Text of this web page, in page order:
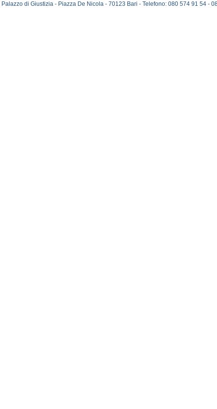
Palazzo di Giustizia - Piazza De Nicola - 70123 Bari - Telefono: 080 574 91 54 -